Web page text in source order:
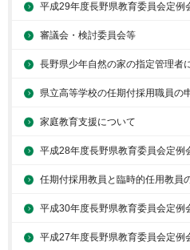
平成29年度長野県教育委員会定例
審議会・検討委員会等
長野県少年自然の家の指定管理者
県立高等学校の任期付採用職員の
家庭教育支援について
平成28年度長野県教育委員会定例
任期付採用教員と臨時的任用教員
平成30年度長野県教育委員会定例
平成27年度長野県教育委員会定例